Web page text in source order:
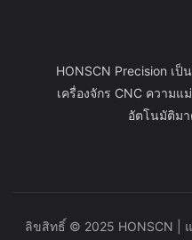
HONSCN Precision เ
เครื่องจักร CNC ความ
อัตโนมัติม
ลิขสิทธิ์ © 2025 HONSCN |